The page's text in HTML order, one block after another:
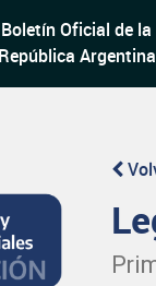
Boletín Oficial de la
República Argentina